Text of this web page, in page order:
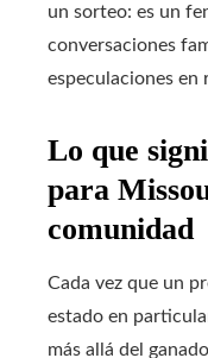
un sorteo: es un
conversaciones
especulaciones en
Lo que
para
comunidad
Cada vez que un
estado en
más allá del